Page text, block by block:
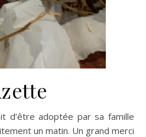
un matin. Un grand merci